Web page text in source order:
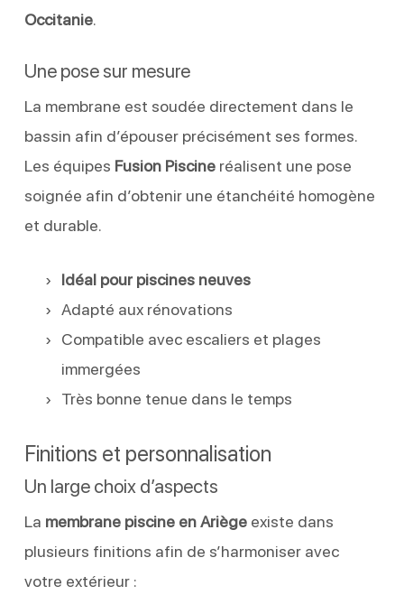
Occitanie.
Une pose sur mesure
La membrane est soudée directement dans le
bassin afin d’épouser précisément ses formes.
Les équipes Fusion Piscineréalisent une pose
soignée afin d’obtenir une étanchéité homogène
et durable.
Idéal pour piscines neuves
Adapté aux rénovations
Compatible avec escaliers et plages
immergées
Très bonne tenue dans le temps
Finitions et personnalisation
Un large choix d’aspects
La membrane piscine en Ariègeexiste dans
plusieurs finitions afin de s’harmoniser avec
votre extérieur :